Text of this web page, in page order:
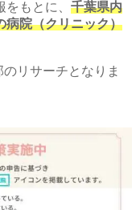
もとに、 千葉県内
病院（クリニック）
リサーチとなりま